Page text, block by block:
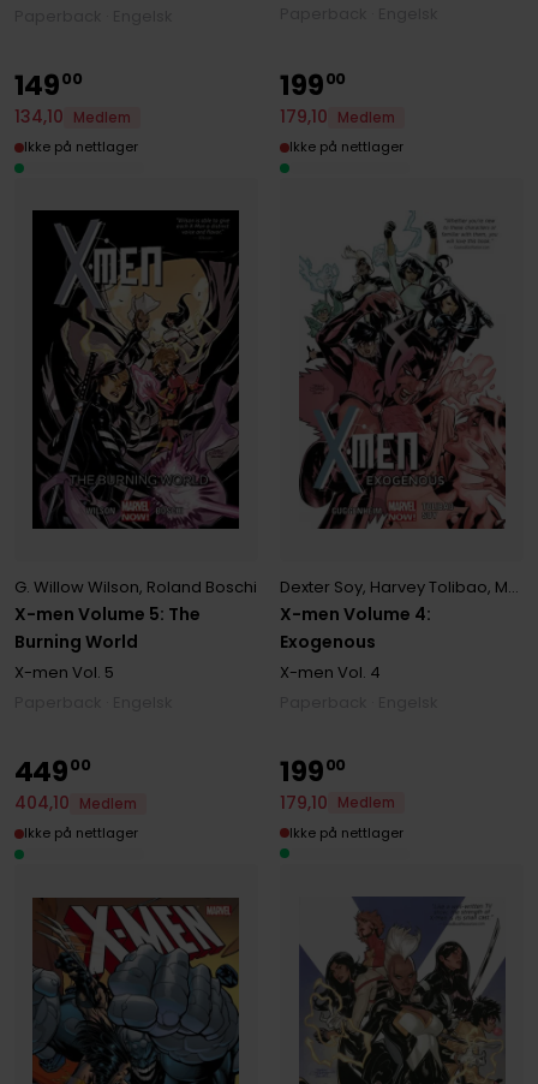
X-men Volume 5: The
Burning World
G. Willow Wilson, Roland Boschi
X-men Vol. 5
14900
134,10
Medlem
Ikke på nettlager
X-men Volume 4:
Exogenous
Dexter Soy, Harvey Tolibao, Marc Guggenheim
X-men Vol. 4
19900
179,10
Medlem
Ikke på nettlager
44900
404,10
Medlem
Ikke på nettlager
19900
179,10
Medlem
Ikke på nettlager